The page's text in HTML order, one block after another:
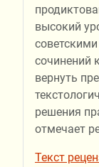
высокий
сочинений
вернуть
решения
отмечает
Текст